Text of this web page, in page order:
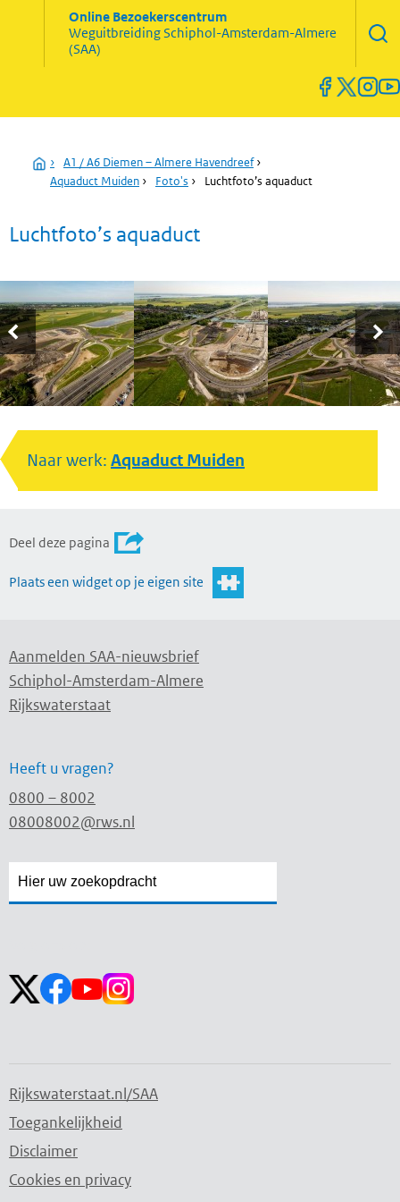
Online Bezoekerscentrum
WeguitbreidingSchiphol-Amsterdam-Almere
(SAA)
Home
› A1 / A6 Diemen – Almere Havendreef›
Aquaduct Muiden › Foto's › Luchtfoto’s aquaduct
Luchtfoto’s aquaduct
Naar werk: Aquaduct Muiden
Deel deze pagina
Plaats een widget op je eigen site
Aanmelden SAA-nieuwsbrief
Schiphol-Amsterdam-Almere
Rijkswaterstaat
Heeft u vragen?
0800 – 8002
08008002@rws.nl
Rijkswaterstaat.nl/SAA
Toegankelijkheid
Disclaimer
Cookies en privacy